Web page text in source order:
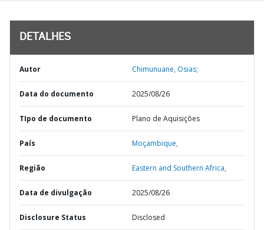
DETALHES
Autor Chimunuane, Osias;
Data do documento 2025/08/26
TIpo de documento Plano de Aquisições
País Moçambique,
Região Eastern and Southern Africa,
Data de divulgação 2025/08/26
Disclosure Status Disclosed